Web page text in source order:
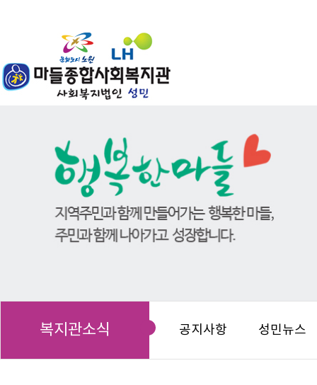
복지관소식 공지사항 성민뉴스